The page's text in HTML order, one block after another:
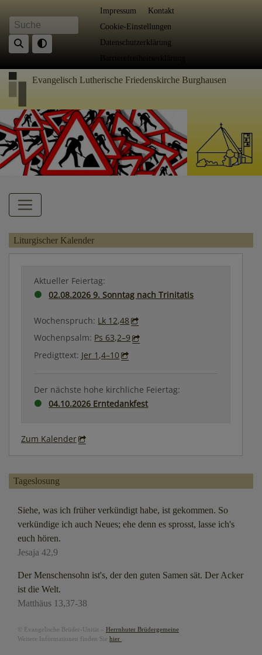
zum
Inhalt
Suche
Fußbereichsmenü
Impressum
Kontakt
Cookie-Einstellungen
Datenschutzerklärung
Evangelisch Lutherische Friedenskirche Burghausen
Hauptnavigation
Liturgischer Kalender
Aktueller Feiertag:
02.08.2026 9. Sonntag nach Trinitatis
Wochenspruch: Lk 12,48
Wochenpsalm: Ps 63,2–9
Predigttext: Jer 1,4–10
Der nächste hohe kirchliche Feiertag:
04.10.2026 Erntedankfest
Zum Kalender
Tageslosung
Siehe, was ich früher verkündigt habe, ist gekommen. So
verkündige ich auch Neues; ehe denn es sprosst, lasse ich's
euch hören.
Jesaja 42,9
Der Menschensohn ist's, der den guten Samen sät. Der Acker
ist die Welt.
Matthäus 13,37-38
© Evangelische Brüder-Unität – Herrnhuter Brüdergemeine
Weitere Informationen finden Sie hier